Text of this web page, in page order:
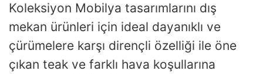
Koleksiyon Mobilya tasarımlarını dış
mekan ürünleri için ideal dayanıklı ve
çürümelere karşı dirençli özelliği ile öne
çıkan teak ve farklı hava koşullarına